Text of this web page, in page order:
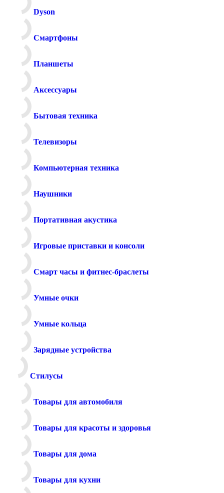
Dyson
Смартфоны
Планшеты
Аксессуары
Бытовая техника
Телевизоры
Компьютерная техника
Наушники
Портативная акустика
Игровые приставки и консоли
Смарт часы и фитнес-браслеты
Умные очки
Умные кольца
Зарядные устройства
Стилусы
Товары для автомобиля
Товары для красоты и здоровья
Товары для дома
Товары для кухни